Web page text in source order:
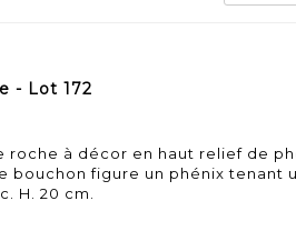
- Lot 172
roche à décor en haut relief de
bouchon figure un phénix tenant
H. 20 cm.